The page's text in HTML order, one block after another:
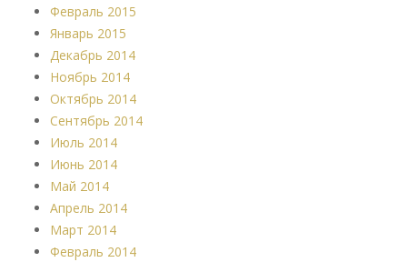
Февраль 2015
Январь 2015
Декабрь 2014
Ноябрь 2014
Октябрь 2014
Сентябрь 2014
Июль 2014
Июнь 2014
Май 2014
Апрель 2014
Март 2014
Февраль 2014